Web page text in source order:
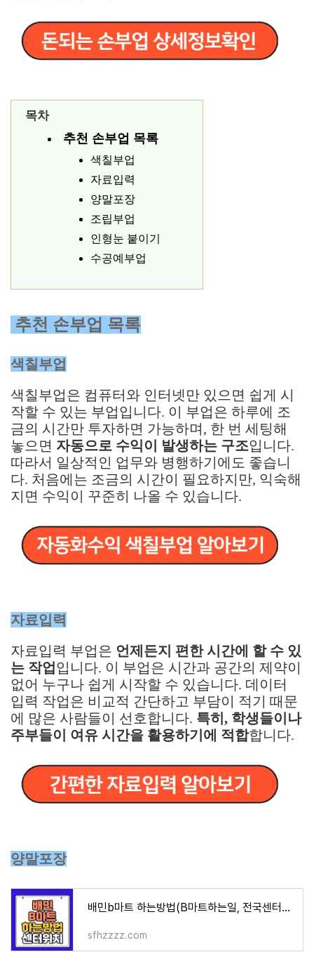
목차
추천 손부업 목록
색칠부업
자료입력
양말포장
조립부업
인형눈 붙이기
수공예부업
추천 손부업 목록
색칠부업
색칠부업은 컴퓨터와 인터넷만 있으면 쉽게 시
작할 수 있는 부업입니다. 이 부업은 하루에 조
금의 시간만 투자하면 가능하며, 한 번 세팅해
놓으면 자동으로 수익이 발생하는 구조입니다.
따라서 일상적인 업무와 병행하기에도 좋습니
다. 처음에는 조금의 시간이 필요하지만, 익숙해
지면 수익이 꾸준히 나올 수 있습니다.
자료입력
자료입력 부업은 언제든지 편한 시간에 할 수 있
는 작업 입니다. 이 부업은 시간과 공간의 제약이
없어 누구나 쉽게 시작할 수 있습니다. 데이터
입력 작업은 비교적 간단하고 부담이 적기 때문
에 많은 사람들이 선호합니다. 특히, 학생들이나
주부들이 여유 시간을 활용하기에 적합합니다.
양말포장
배민b마트 하는방법(B마트하는일, 전국센터위치정보)
sfhzzzz.com